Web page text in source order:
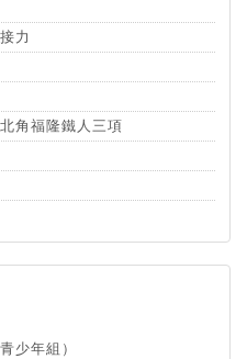
力
角福隆鐵人三項
少年組）